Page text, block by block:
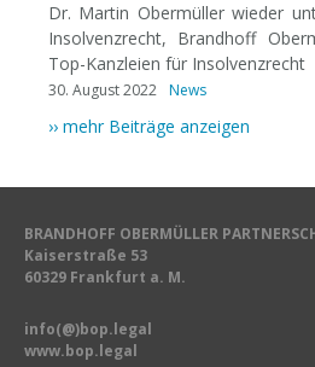
Dr. Martin Obermüller wieder
Insolvenzrecht, Brandhoff
Top-Kanzleien für Insolvenzrecht
30. August 2022 News
›› mehr Beiträge anzeigen
BRANDHOFF OBERMÜLLER
Kaiserstraße 53
60329 Frankfurt a. M.
info(@)bop.legal
www.bop.legal